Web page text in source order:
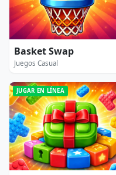
Basket Swap
Juegos Casual
JUGAR EN LÍNEA